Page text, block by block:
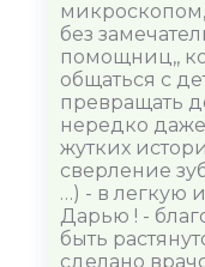
без
помощниц,,
общаться с
превращать
нередко
жутких
сверление
…) - в легкую
Дарью ! -
быть
сделано